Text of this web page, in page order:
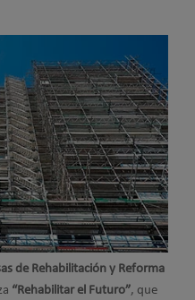
de Rehabilitación y Reforma
“Rehabilitar el Futuro”, que